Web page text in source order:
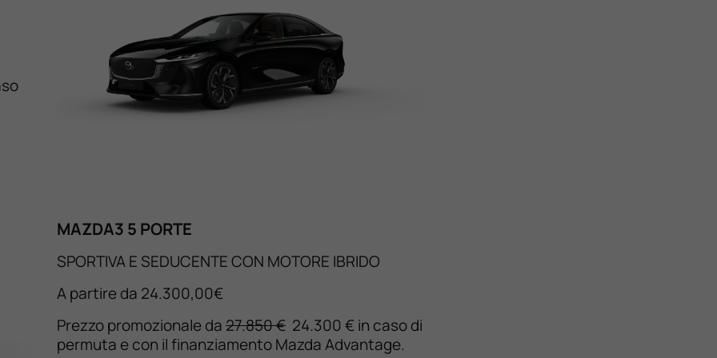
MAZDA3 5 PORTE
SPORTIVA E SEDUCENTE CON MOTORE IBRIDO
A partire da 24.300,00€
Prezzo promozionale da27.850 € 24.300 € in caso di
permuta e con il finanziamento Mazda Advantage.